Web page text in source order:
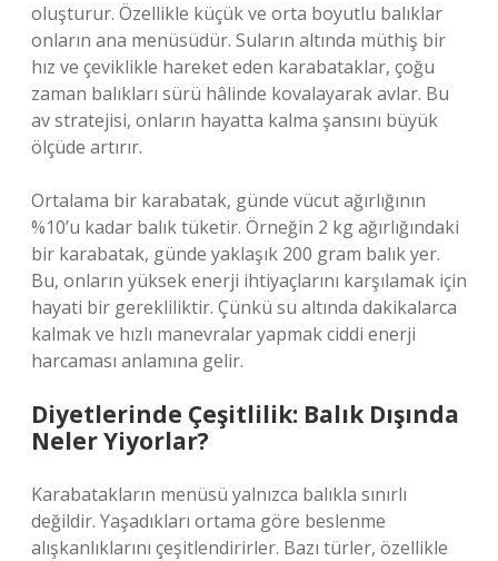
oluşturur. Özellikle küçük ve orta boyutlu balıklar
onların ana menüsüdür. Suların altında müthiş bir
hız ve çeviklikle hareket eden karabataklar, çoğu
zaman balıkları sürü hâlinde kovalayarak avlar. Bu
av stratejisi, onların hayatta kalma şansını büyük
ölçüde artırır.
Ortalama bir karabatak, günde vücut ağırlığının
%10’u kadar balık tüketir. Örneğin 2 kg ağırlığındaki
bir karabatak, günde yaklaşık 200 gram balık yer.
Bu, onların yüksek enerji ihtiyaçlarını karşılamak için
hayati bir gerekliliktir. Çünkü su altında dakikalarca
kalmak ve hızlı manevralar yapmak ciddi enerji
harcaması anlamına gelir.
Diyetlerinde Çeşitlilik: Balık Dışında
Neler Yiyorlar?
Karabatakların menüsü yalnızca balıkla sınırlı
değildir. Yaşadıkları ortama göre beslenme
alışkanlıklarını çeşitlendirirler. Bazı türler, özellikle